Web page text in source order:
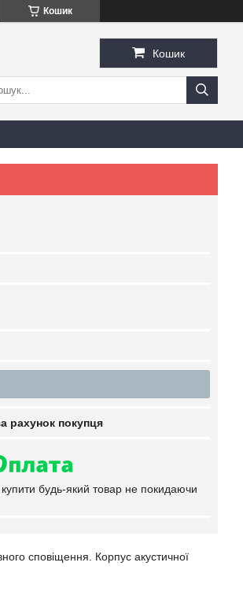
Кошик
Кошик
рахунок покупця
будь-який товар не покидаючи
сповіщення. Корпус акустичної